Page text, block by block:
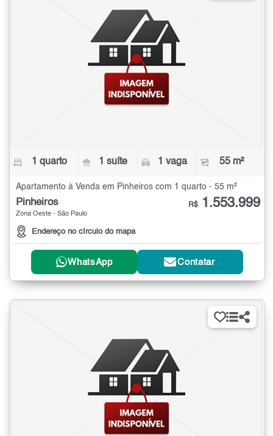
1 quarto 1 suíte 1 vaga 55 m²
Apartamento à Venda em Pinheiros com 1 quarto - 55 m²
Pinheiros
Zona Oeste - São Paulo
Endereço no círculo do mapa
R$ 1.553.999
WhatsApp Contatar